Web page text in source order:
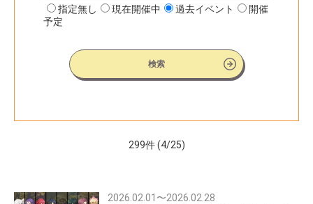
指定無し
現在開催中 過去イベント
開催
予定
検索
299件 (4/25)
2026.02.01 〜2026.02.28